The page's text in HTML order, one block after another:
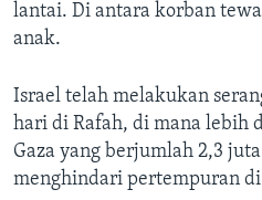
lantai. Di antara korban
anak.
Israel telah melakukan
hari di Rafah, di mana lebih
Gaza yang berjumlah 2,3
menghindari pertempuran